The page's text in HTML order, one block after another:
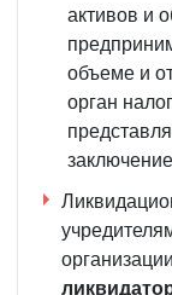
активов и
объеме и
орган